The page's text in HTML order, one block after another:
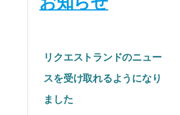
リクエストランドのニュー
スを受け取れるようになり
ました